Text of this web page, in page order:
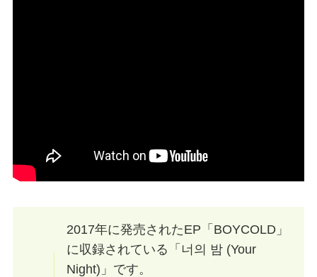
2017年に発売されたEP「BOYCOLD」
に収録されている「너의 밤 (Your
Night)」です。